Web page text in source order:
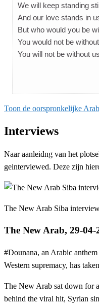
We will keep standing
And our love stands in
But who would you be
You would not be
You will not be without us
Toon de oorspronkelijke
Interviews
Naar aanleidng van het
geinterviewed. Deze zijn
The New Arab Siba
The New Arab, 29-04-
#Dounana, an Arabic
Western supremacy, has
The New Arab sat down for
behind the viral hit, Syrian